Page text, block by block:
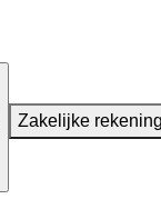
Zakelijke